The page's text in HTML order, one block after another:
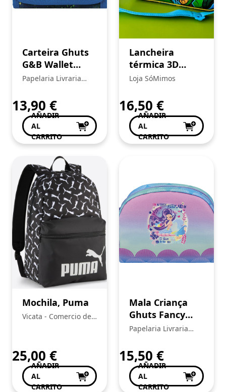
Carteira Ghuts
G&B Wallet
Stone Age
Papelaria Livraria
13,90 €
AÑADIR
AL
CARRITO
Lancheira
térmica 3D
Tartarugas
Loja SóMimos
16,50 €
AÑADIR
AL
CARRITO
Mochila, Puma
Vicata - Comercio de
25,00 €
AÑADIR
AL
CARRITO
Mala Criança
Ghuts Fancy
Lovely Ocean
Papelaria Livraria
15,50 €
AÑADIR
AL
CARRITO